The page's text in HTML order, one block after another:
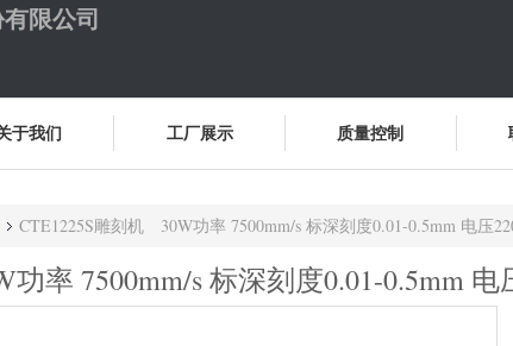
限公司
于我们 工厂展示 质量控制
CTE1225S雕刻机 30W功率 7500mm/s 标深刻度0.01-0.5mm 电压
率 7500mm/s 标深刻度0.01-0.5mm 电